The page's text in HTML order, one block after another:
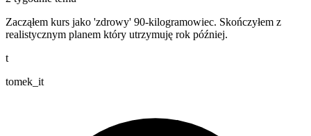
Zacząłem kurs jako 'zdrowy' 90-kilogramowiec. Skończyłem z
realistycznym planem który utrzymuję rok później.
t
tomek_it